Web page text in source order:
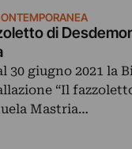
di
30 giugno 2021 la
“Il
Mastria…